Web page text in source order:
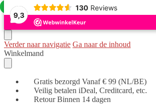
9,3
130 Reviews
Verder naar navigatie Ga naar de inhoud
Winkelmand
Gratis bezorgd Vanaf € 99 (NL/BE)
Veilig betalen iDeal, Creditcard, etc.
Retour Binnen 14 dagen
Aanbieding!
Aanbieding!